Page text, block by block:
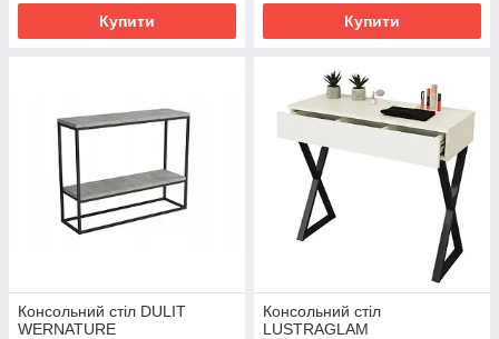
Купити Купити
Консольний стіл DULIT
WERNATURE
Консольний стіл
LUSTRAGLAM